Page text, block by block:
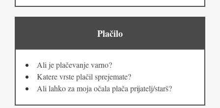
Plačilo
Ali je plačevanje varno?
Katere vrste plačil sprejemate?
Ali lahko za moja očala plača prijatelj/starš?